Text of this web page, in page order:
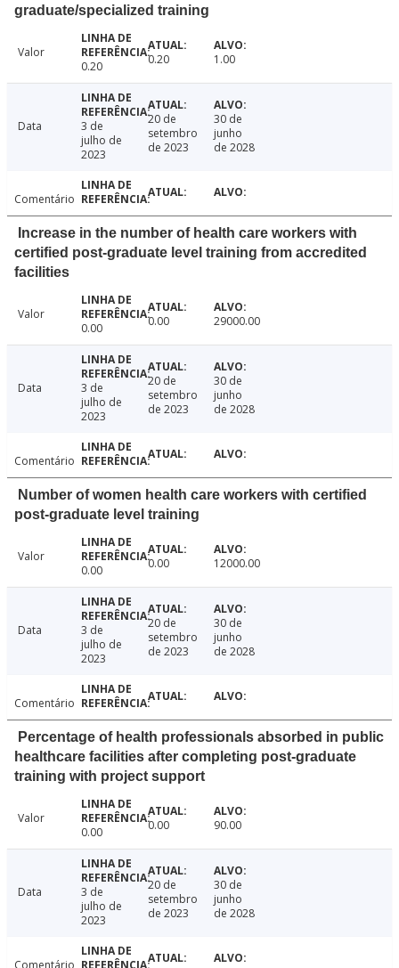
graduate/specialized training
Valor
0.20
0.20 1.00
Data
3 de
julho de
2023
20 de
setembro
de 2023
30 de
junho
de 2028
Comentário
Increase in the number of health care workers with
certified post-graduate level training from accredited
facilities
Valor
0.00
0.00 29000.00
Data
3 de
julho de
2023
20 de
setembro
de 2023
30 de
junho
de 2028
Comentário
Number of women health care workers with certified
post-graduate level training
Valor
0.00
0.00 12000.00
Data
3 de
julho de
2023
20 de
setembro
de 2023
30 de
junho
de 2028
Comentário
Percentage of health professionals absorbed in public
healthcare facilities after completing post-graduate
training with project support
Valor
0.00
0.00 90.00
Data
3 de
julho de
2023
20 de
setembro
de 2023
30 de
junho
de 2028